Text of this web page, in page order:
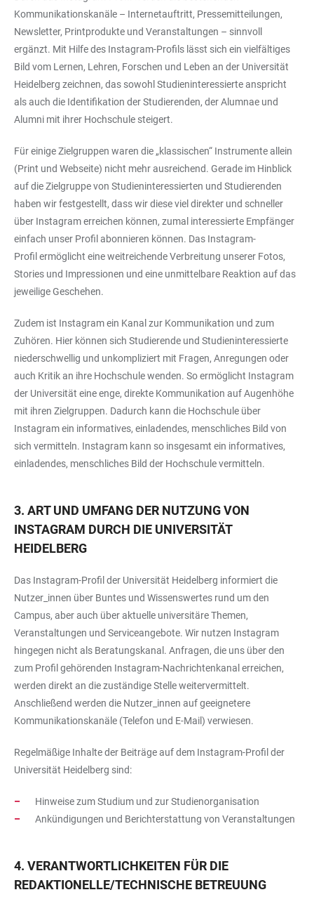
Kommunikationskanäle – Internetauftritt, Pressemitteilungen,
Newsletter, Printprodukte und Veranstaltungen – sinnvoll
ergänzt. Mit Hilfe des Instagram-Profils lässt sich ein vielfältiges
Bild vom Lernen, Lehren, Forschen und Leben an der Universität
Heidelberg zeichnen, das sowohl Studieninteressierte anspricht
als auch die Identifikation der Studierenden, der Alumnae und
Alumni mit ihrer Hochschule steigert.
Für einige Zielgruppen waren die „klassischen“ Instrumente allein
(Print und Webseite) nicht mehr ausreichend. Gerade im Hinblick
auf die Zielgruppe von Studieninteressierten und Studierenden
haben wir festgestellt, dass wir diese viel direkter und schneller
über Instagram erreichen können, zumal interessierte Empfänger
einfach unser Profil abonnieren können. Das Instagram-
Profil ermöglicht eine weitreichende Verbreitung unserer Fotos,
Stories und Impressionen und eine unmittelbare Reaktion auf das
jeweilige Geschehen.
Zudem ist Instagram ein Kanal zur Kommunikation und zum
Zuhören. Hier können sich Studierende und Studieninteressierte
niederschwellig und unkompliziert mit Fragen, Anregungen oder
auch Kritik an ihre Hochschule wenden. So ermöglicht Instagram
der Universität eine enge, direkte Kommunikation auf Augenhöhe
mit ihren Zielgruppen. Dadurch kann die Hochschule über
Instagram ein informatives, einladendes, menschliches Bild von
sich vermitteln. Instagram kann so insgesamt ein informatives,
einladendes, menschliches Bild der Hochschule vermitteln.
3. ART UND UMFANG DER NUTZUNG VON
INSTAGRAM DURCH DIE UNIVERSITÄT
HEIDELBERG
Das Instagram-Profil der Universität Heidelberg informiert die
Nutzer_innen über Buntes und Wissenswertes rund um den
Campus, aber auch über aktuelle universitäre Themen,
Veranstaltungen und Serviceangebote. Wir nutzen Instagram
hingegen nicht als Beratungskanal. Anfragen, die uns über den
zum Profil gehörenden Instagram-Nachrichtenkanal erreichen,
werden direkt an die zuständige Stelle weitervermittelt.
Anschließend werden die Nutzer_innen auf geeignetere
Kommunikationskanäle (Telefon und E-Mail) verwiesen.
Regelmäßige Inhalte der Beiträge auf dem Instagram-Profil der
Universität Heidelberg sind:
Hinweise zum Studium und zur Studienorganisation
Ankündigungen und Berichterstattung von Veranstaltungen
4. VERANTWORTLICHKEITEN FÜR DIE
REDAKTIONELLE/TECHNISCHE BETREUUNG